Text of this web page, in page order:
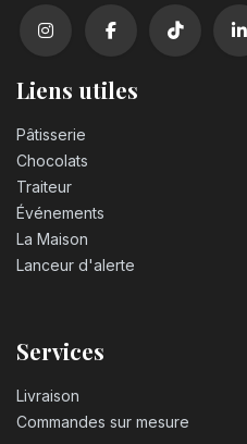
Liens utiles
Pâtisserie
Chocolats
Traiteur
Événements
La Maison
Lanceur d'alerte
Services
Livraison
Commandes sur mesure